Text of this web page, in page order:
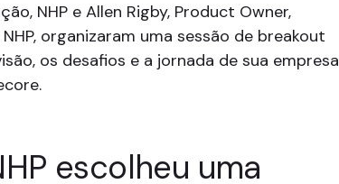
NHP e Allen Rigby, Product Owner,
organizaram uma sessão de breakout
os desafios e a jornada de sua empresa
escolheu uma